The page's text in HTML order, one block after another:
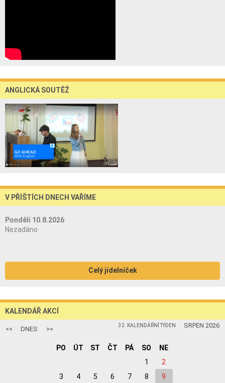
ANGLICKÁ SOUTĚŽ
V PŘÍŠTÍCH DNECH VAŘÍME
Pondělí 10.8.2026
Nezadáno
Celý jídelníček
KALENDÁŘ AKCÍ
<< DNES >> SRPEN 2026
32. KALENDÁŘNÍ TÝDEN
PO ÚT ST ČT PÁ SO
NE
1
2
3
4 5 6 7 8
9